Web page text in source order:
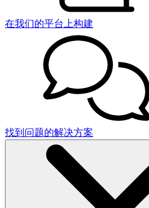
在我们的平台上构建
找到问题的解决方案